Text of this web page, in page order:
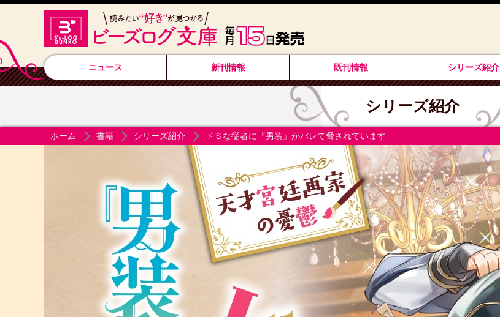
ニュース 新刊情報 既刊情報 シリーズ紹介
シリーズ紹介
ホーム 書籍 シリーズ紹介 ドＳな従者に『男装』がバレて脅されています